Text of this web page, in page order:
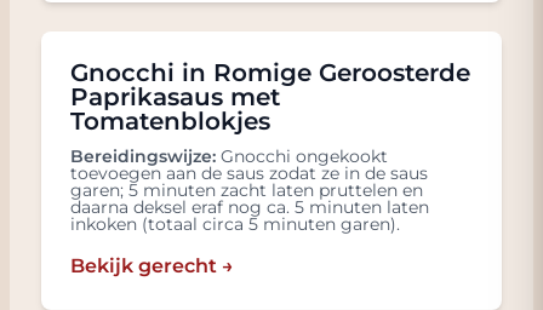
Gnocchi in Romige Geroosterde
Paprikasaus met
Tomatenblokjes
Bereidingswijze: Gnocchi ongekookt
toevoegen aan de saus zodat ze in de saus
garen; 5 minuten zacht laten pruttelen en
daarna deksel eraf nog ca. 5 minuten laten
inkoken (totaal circa 5 minuten garen).
Bekijk gerecht →